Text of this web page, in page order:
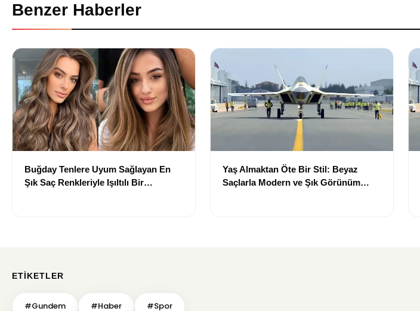
Benzer Haberler
Buğday Tenlere Uyum Sağlayan En
Şık Saç Renkleriyle Işıltılı Bir
Yaş Almaktan Öte Bir Stil: Beyaz
Saçlarla Modern ve Şık Görünüm
ETIKETLER
#Gundem #Haber #Spor